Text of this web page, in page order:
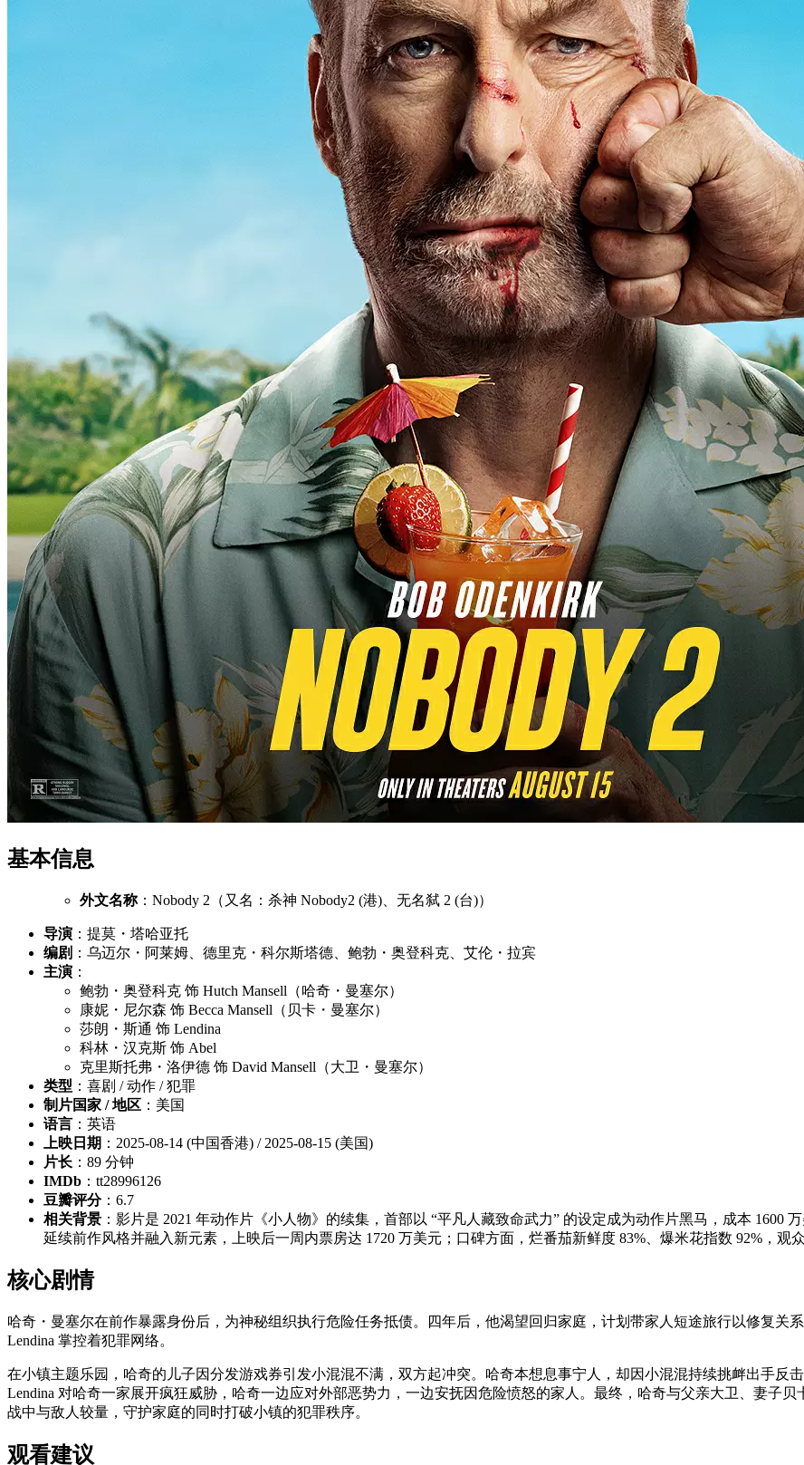
基本信息
外文名称：Nobody 2（又名：杀神 Nobody2 (港)、无名弑 2 (台)）
导演 ：提莫・塔哈亚托
编剧 ：乌迈尔・阿莱姆、德里克・科尔斯塔德、鲍勃・奥登科克、艾伦・拉宾
主演 ：
鲍勃・奥登科克 饰 Hutch Mansell（哈奇・曼塞尔）
康妮・尼尔森 饰 Becca Mansell（贝卡・曼塞尔）
莎朗・斯通 饰 Lendina
科林・汉克斯 饰 Abel
克里斯托弗・洛伊德 饰 David Mansell（大卫・曼塞尔）
类型 ：喜剧 / 动作 / 犯罪
制片国家 / 地区 ：美国
语言 ：英语
上映日期 ：2025-08-14 (中国香港) / 2025-08-15 (美国)
片长 ：89 分钟
IMDb ：tt28996126
豆瓣评分：6.7
相关背景 ：影片是 2021 年动作片《小人物》的续集，首部以 “平凡人藏致命武力” 的设定成为动作片黑马，成本 1600
延续前作风格并融入新元素，上映后一周内票房达 1720 万美元；口碑方面，烂番茄新鲜度 83%、爆米花指数 92%，观
核心剧情
哈奇・曼塞尔在前作暴露身份后，为神秘组织执行危险任务抵债。四年后，他渴望回归家庭，计划带家人短途旅行以修复关
Lendina 掌控着犯罪网络。
在小镇主题乐园，哈奇的儿子因分发游戏券引发小混混不满，双方起冲突。哈奇本想息事宁人，却因小混混持续挑衅出手反
Lendina 对哈奇一家展开疯狂威胁，哈奇一边应对外部恶势力，一边安抚因危险愤怒的家人。最终，哈奇与父亲大卫、妻子
战中与敌人较量，守护家庭的同时打破小镇的犯罪秩序。
观看建议